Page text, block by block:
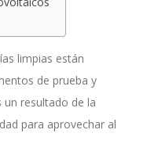
limpias están
de prueba y
un resultado de la
para aprovechar al